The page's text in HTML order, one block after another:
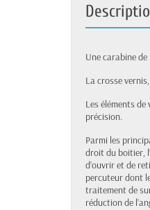
Une carabine
La crosse
Les éléments
précision.
Parmi les
droit du boitier,
d’ouvrir et de
percuteur dont
traitement de
réduction de